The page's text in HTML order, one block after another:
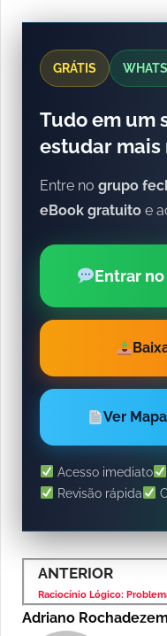
GRÁTIS
Tudo em um
estudar mais
Entre no grupo
eBook gratuito e
Entrar
Ver
Acesso imediato
Revisão rápida
ANTERIOR
Adriano Rocha